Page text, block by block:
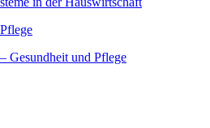
Gesundheit und Pflege